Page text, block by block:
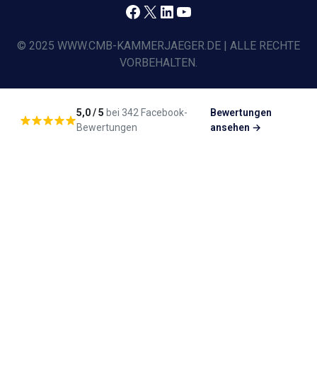
© 2025 WWW.CMB-KAMMERJAEGER.DE | ALLE RECHTE
VORBEHALTEN.
Facebook
X LinkedIn
YouTube
5,0 / 5 bei 342 Facebook-
Bewertungen
Bewertungen
ansehen →